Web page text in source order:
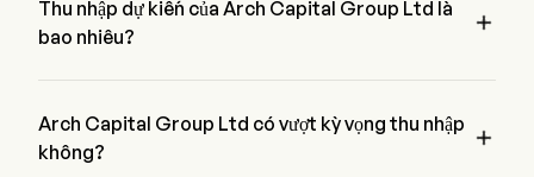
Thu nhập dự kiến của Arch Capital Group Ltd là
bao nhiêu?

Arch Capital Group Ltd có vượt kỳ vọng thu nhập
không?
